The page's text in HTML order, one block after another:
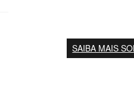
SAIBA MAIS